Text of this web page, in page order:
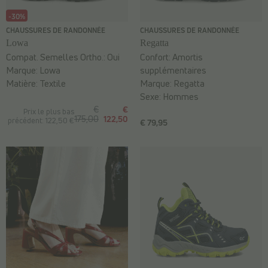
-30%
CHAUSSURES DE RANDONNÉE
Lowa
Prix le plus bas
précédent: 122,50 €
€
175,00
€
122,50
Compat. Semelles Ortho.: Oui
Marque: Lowa
Matière: Textile
CHAUSSURES DE RANDONNÉE
Regatta
€ 79,95
Confort:Amortis
supplémentaires
Marque: Regatta
Sexe: Hommes